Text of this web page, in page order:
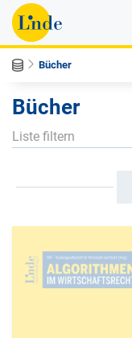
Bücher
Bücher